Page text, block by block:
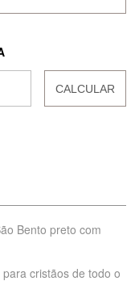
CALCULAR
Bento preto com
cristãos de todo o